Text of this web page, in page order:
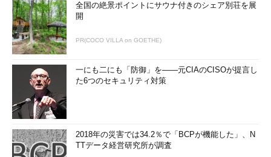
全国の絶景ポイントにサウナ付きのシェア別荘を展
開
PR(COCO VILLA on GOETHE)
一にも二にも「防御」を――元CIAのCISOが提言し
た6つのセキュリティ対策
2018年の災害では34.2％で「BCPが機能した」、N
TTデータ経営研究所が調査